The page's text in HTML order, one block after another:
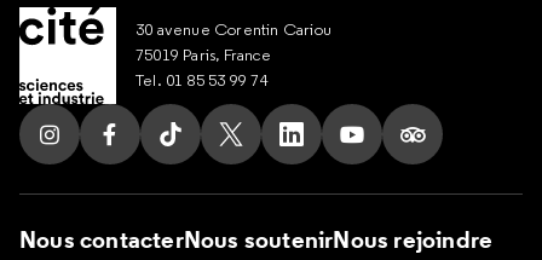
30 avenue Corentin Cariou
75019 Paris, France
Tel. 01 85 53 99 74
Suivez nous sur Instagram
Suivez nous sur Facebook
Suivez nous sur Tik Tok
Suivez nous sur X
Suivez nous sur LinkedIn
Suivez nous sur
Suivez nous
Nous contacterNous soutenirNous rejoindre